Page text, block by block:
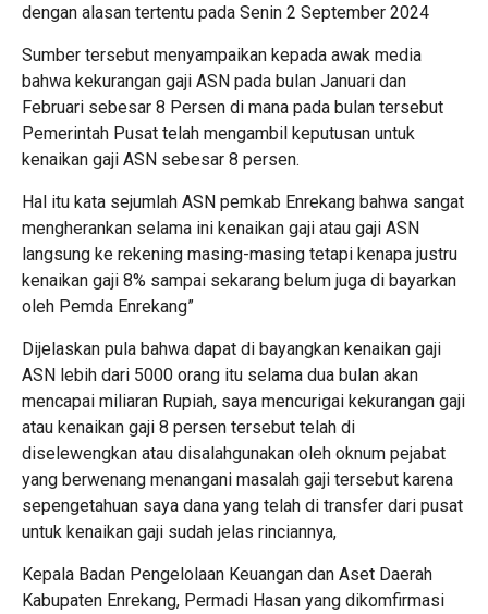
dengan alasan tertentu pada Senin 2 September 2024
Sumber tersebut menyampaikan kepada awak media
bahwa kekurangan gaji ASN pada bulan Januari dan
Februari sebesar 8 Persen di mana pada bulan tersebut
Pemerintah Pusat telah mengambil keputusan untuk
kenaikan gaji ASN sebesar 8 persen.
Hal itu kata sejumlah ASN pemkab Enrekang bahwa sangat
mengherankan selama ini kenaikan gaji atau gaji ASN
langsung ke rekening masing-masing tetapi kenapa justru
kenaikan gaji 8% sampai sekarang belum juga di bayarkan
oleh Pemda Enrekang”
Dijelaskan pula bahwa dapat di bayangkan kenaikan gaji
ASN lebih dari 5000 orang itu selama dua bulan akan
mencapai miliaran Rupiah, saya mencurigai kekurangan gaji
atau kenaikan gaji 8 persen tersebut telah di
diselewengkan atau disalahgunakan oleh oknum pejabat
yang berwenang menangani masalah gaji tersebut karena
sepengetahuan saya dana yang telah di transfer dari pusat
untuk kenaikan gaji sudah jelas rinciannya,
Kepala Badan Pengelolaan Keuangan dan Aset Daerah
Kabupaten Enrekang, Permadi Hasan yang dikomfirmasi